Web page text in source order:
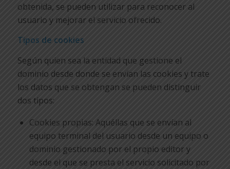
obtenida, se pueden utilizar para reconocer al
usuario y mejorar el servicio ofrecido.
Tipos de cookies
Según quien sea la entidad que gestione el
dominio desde donde se envían las cookies y trate
los datos que se obtengan se pueden distinguir
dos tipos:
Cookies propias: Aquéllas que se envían al
equipo terminal del usuario desde un equipo o
dominio gestionado por el propio editor y
desde el que se presta el servicio solicitado por